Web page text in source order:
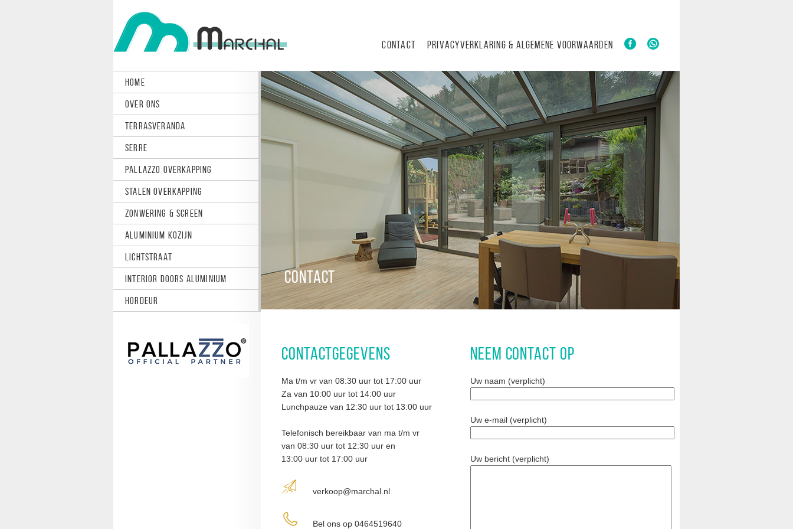
CONTACT PRIVACYVERKLARING & ALGEMENE VOORWAARDEN
HOME
OVER ONS
TERRASVERANDA
SERRE
PALLAZZO OVERKAPPING
STALEN OVERKAPPING
ZONWERING & SCREEN
ALUMINIUM KOZIJN
LICHTSTRAAT
INTERIOR DOORS ALUMINIUM
HORDEUR
CONTACT
CONTACTGEGEVENS
Ma t/m vr van 08:30 uur tot 17:00 uur
Za van 10:00 uur tot 14:00 uur
Lunchpauze van 12:30 uur tot 13:00 uur
Telefonisch bereikbaar van ma t/m vr
van 08:30 uur tot 12:30 uur en
13:00 uur tot 17:00 uur
verkoop@marchal.nl
Bel ons op 0464519640
NEEM CONTACT OP
Uw naam (verplicht)
Uw e-mail (verplicht)
Uw bericht (verplicht)